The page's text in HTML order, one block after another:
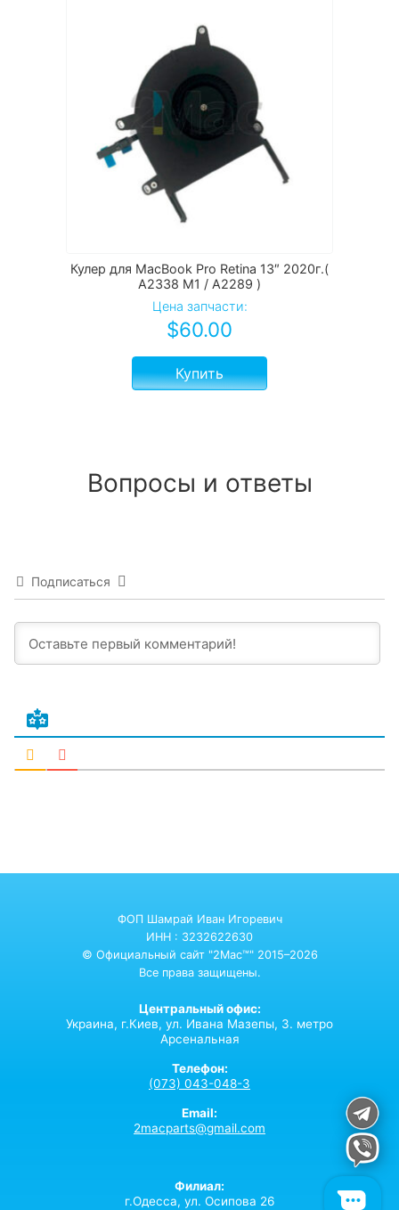
Кулер для MacBook Pro Retina 13″ 2020г.(
A2338 M1 / A2289 )
Цена запчасти:
$60.00
Купить
Вопросы и ответы
Подписаться
ФОП Шамрай Иван Игоревич
ИНН : 3232622630
© Официальный сайт "2Mac™" 2015–2026
Все права защищены.
Центральный офис:
Украина, г.Киев, ул. Ивана Мазепы, 3. метро
Арсенальная
Телефон:
(073) 043-048-3
Email:
2macparts@gmail.com
Филиал:
г.Одесса, ул. Осипова 26